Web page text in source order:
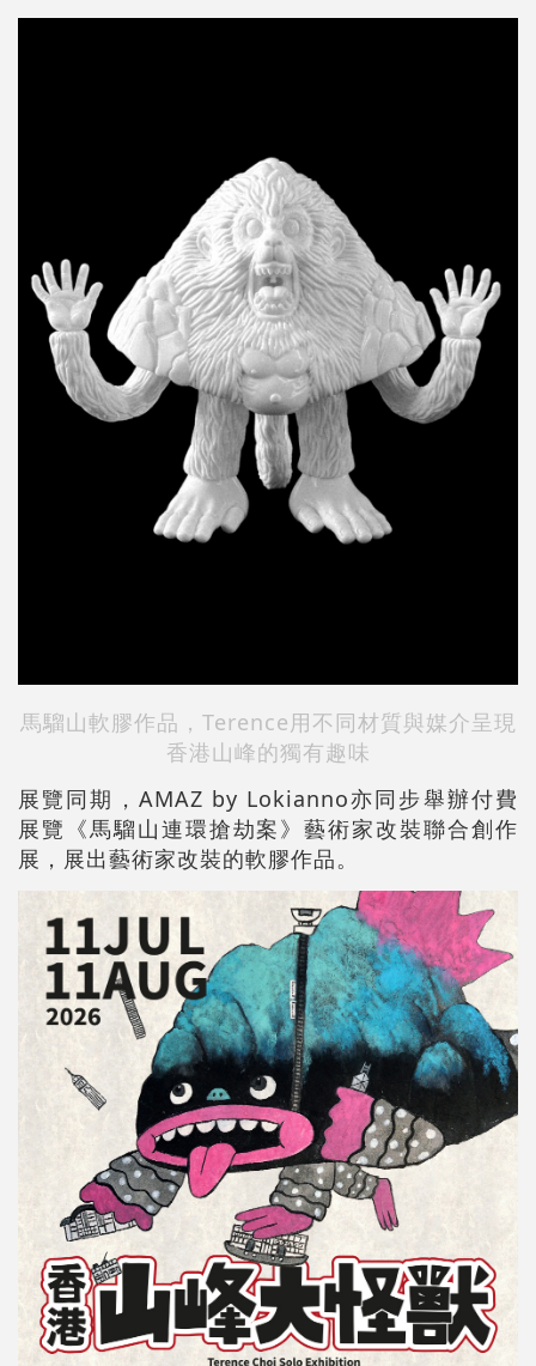
馬騮山軟膠作品，Terence用不同材質與媒介呈現
香港山峰的獨有趣味
展覽同期，AMAZ by Lokianno亦同步舉辦付費
展覽《馬騮山連環搶劫案》藝術家改裝聯合創作
展，展出藝術家改裝的軟膠作品。